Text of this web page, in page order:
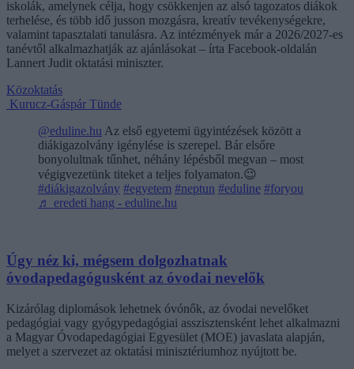
iskolák, amelynek célja, hogy csökkenjen az alsó tagozatos diákok
terhelése, és több idő jusson mozgásra, kreatív tevékenységekre,
valamint tapasztalati tanulásra. Az intézmények már a 2026/2027-es
tanévtől alkalmazhatják az ajánlásokat – írta Facebook-oldalán
Lannert Judit oktatási miniszter.
Közoktatás
Kurucz-Gáspár Tünde
@eduline.hu Az első egyetemi ügyintézések között a
diákigazolvány igénylése is szerepel. Bár elsőre
bonyolultnak tűnhet, néhány lépésből megvan – most
végigvezetünk titeket a teljes folyamaton.😉
#diákigazolvány #egyetem #neptun #eduline #foryou
♬ eredeti hang - eduline.hu
Úgy néz ki, mégsem dolgozhatnak
óvodapedagógusként az óvodai nevelők
Kizárólag diplomások lehetnek óvónők, az óvodai nevelőket
pedagógiai vagy gyógypedagógiai asszisztensként lehet alkalmazni
a Magyar Óvodapedagógiai Egyesület (MOE) javaslata alapján,
melyet a szervezet az oktatási minisztériumhoz nyújtott be.